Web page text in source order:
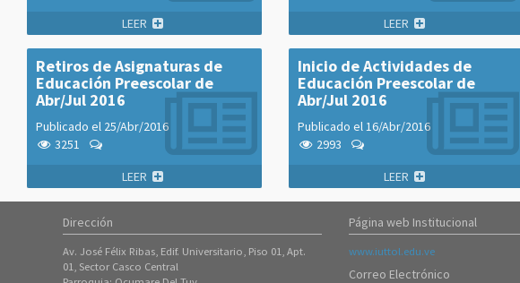
LEER
LEER
Retiros de Asignaturas de
Educación Preescolar de
Abr/Jul 2016
Publicado el 25/Abr/2016
3251
LEER
Inicio de Actividades de
Educación Preescolar de
Abr/Jul 2016
Publicado el16/Abr/2016
2993
LEER
Dirección
Av. José Félix Ribas, Edif. Universitario, Piso 01, Apt.
01, Sector Casco Central
Página web Institucional
www.iuttol.edu.ve
Correo Electrónico